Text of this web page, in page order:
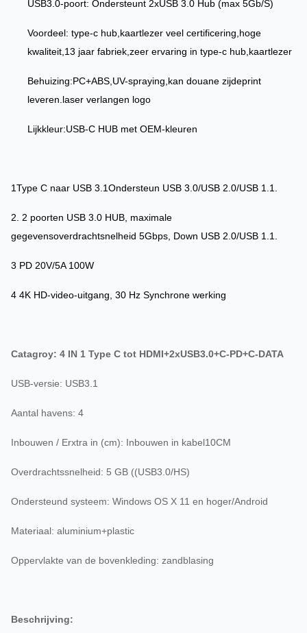
USB3.0-poort: Ondersteunt 2xUSB 3.0 Hub (max 5Gb/S)
Voordeel: type-c hub,kaartlezer veel certificering,hoge
kwaliteit,13 jaar fabriek,zeer ervaring in type-c hub,kaartlezer
Behuizing:PC+ABS,UV-spraying,kan douane zijdeprint
leveren.laser verlangen logo
Lijkkleur:USB-C HUB met OEM-kleuren
1Type C naar USB 3.1Ondersteun USB 3.0/USB 2.0/USB 1.1.
2. 2 poorten USB 3.0 HUB, maximale
gegevensoverdrachtsnelheid 5Gbps, Down USB 2.0/USB 1.1.
3 PD 20V/5A 100W
4 4K HD-video-uitgang, 30 Hz Synchrone werking
Catagroy: 4 IN 1 Type C tot HDMI+2xUSB3.0+C-PD+C-DATA
USB-versie: USB3.1
Aantal havens: 4
Inbouwen / Erxtra in (cm): Inbouwen in kabel10CM
Overdrachtssnelheid: 5 GB ((USB3.0/HS)
Ondersteund systeem: Windows OS X 11 en hoger/Android
Materiaal: aluminium+plastic
Oppervlakte van de bovenkleding: zandblasing
Beschrijving: